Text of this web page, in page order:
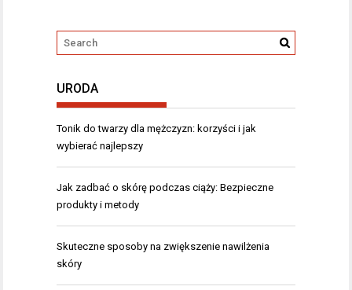
URODA
Tonik do twarzy dla mężczyzn: korzyści i jak
wybierać najlepszy
Jak zadbać o skórę podczas ciąży: Bezpieczne
produkty i metody
Skuteczne sposoby na zwiększenie nawilżenia
skóry